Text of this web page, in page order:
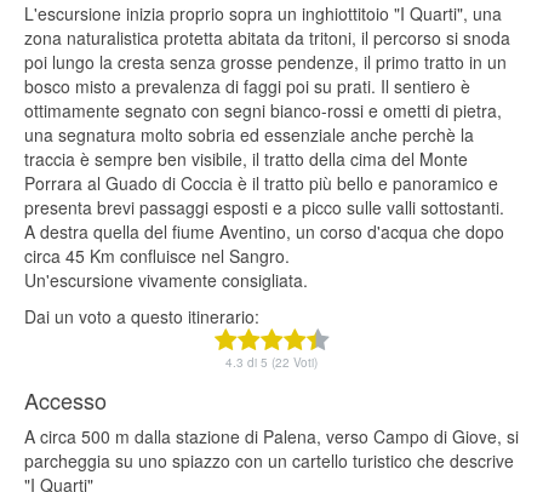
L'escursione inizia proprio sopra un inghiottitoio "I Quarti", una
zona naturalistica protetta abitata da tritoni, il percorso si snoda
poi lungo la cresta senza grosse pendenze, il primo tratto in un
bosco misto a prevalenza di faggi poi su prati. Il sentiero è
ottimamente segnato con segni bianco-rossi e ometti di pietra,
una segnatura molto sobria ed essenziale anche perchè la
traccia è sempre ben visibile, il tratto della cima del Monte
Porrara al Guado di Coccia è il tratto più bello e panoramico e
presenta brevi passaggi esposti e a picco sulle valli sottostanti.
A destra quella del fiume Aventino, un corso d'acqua che dopo
circa 45 Km confluisce nel Sangro.
Un'escursione vivamente consigliata.
Dai un voto a questo itinerario:
4.3 di 5 (22 Voti)
Accesso
A circa 500 m dalla stazione di Palena, verso Campo di Giove, si
parcheggia su uno spiazzo con un cartello turistico che descrive
"I Quarti"